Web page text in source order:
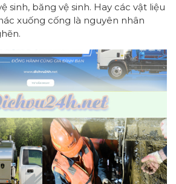
sinh, băng vệ sinh. Hay các vật liệu
xuống cống là nguyên nhân